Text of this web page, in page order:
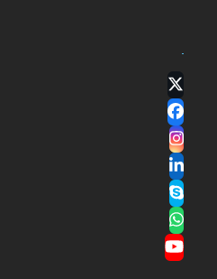
Twitter
(deprecated)
Facebook
Instagram
LinkedIn
Skype
Whatsapp
YouTube